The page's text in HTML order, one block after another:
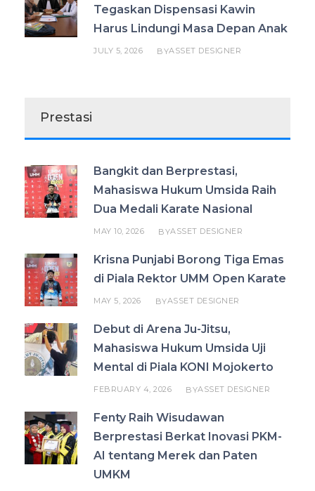
Tegaskan Dispensasi Kawin
Harus Lindungi Masa Depan Anak
JULY 5, 2026 BYASSET DESIGNER
Prestasi
Bangkit dan Berprestasi,
Mahasiswa Hukum Umsida Raih
Dua Medali Karate Nasional
MAY 10, 2026 BYASSET DESIGNER
Krisna Punjabi Borong Tiga Emas
di Piala Rektor UMM Open Karate
MAY 5, 2026 BYASSET DESIGNER
Debut di Arena Ju-Jitsu,
Mahasiswa Hukum Umsida Uji
Mental di Piala KONI Mojokerto
FEBRUARY 4, 2026 BYASSET DESIGNER
Fenty Raih Wisudawan
Berprestasi Berkat Inovasi PKM-
AI tentang Merek dan Paten
UMKM